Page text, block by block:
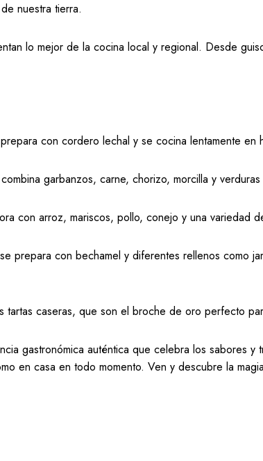
nuestra tierra.
lo mejor de la cocina local y regional. Desde
con cordero lechal y se cocina lentamente
garbanzos, carne, chorizo, morcilla y
con arroz, mariscos, pollo, conejo y una variedad
prepara con bechamel y diferentes rellenos
caseras, que son el broche de oro perfecto
gastronómica auténtica que celebra los sabores
en casa en todo momento. Ven y descubre la